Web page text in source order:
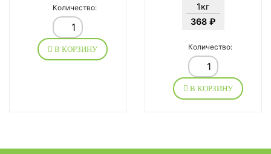
Количество:
В КОРЗИНУ
1кг
368 ₽
Количество:
В КОРЗИНУ